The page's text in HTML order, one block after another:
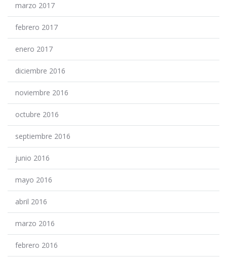
marzo 2017
febrero 2017
enero 2017
diciembre 2016
noviembre 2016
octubre 2016
septiembre 2016
junio 2016
mayo 2016
abril 2016
marzo 2016
febrero 2016